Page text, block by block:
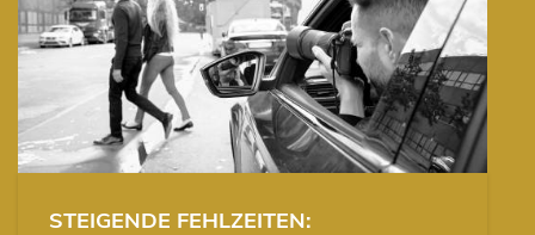
STEIGENDE FEHLZEITEN: